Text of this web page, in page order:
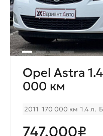
Opel Astra
000 км
2011 170 000 км 1.4 л.
747.000₽